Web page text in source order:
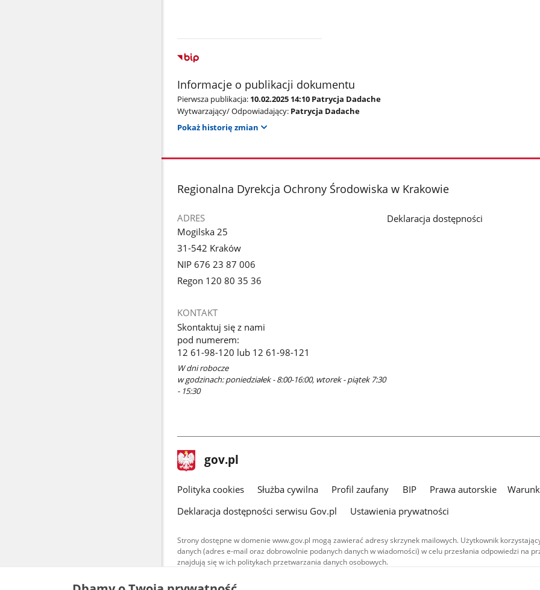
Informacje o publikacji dokumentu
Pierwsza publikacja: 10.02.2025 14:10 Patrycja Dadache
Wytwarzający/ Odpowiadający: Patrycja Dadache
Pokaż historię zmian
stopka
Regionalna Dyrekcja Ochrony Środowiska w Krakowie
ADRES
Mogilska 25
31-542 Kraków
NIP 676 23 87 006
Regon 120 80 35 36
KONTAKT
Skontaktuj się z nami
pod numerem:
12 61-98-120 lub 12 61-98-121
W dni robocze
w godzinach: poniedziałek - 8:00-16:00, wtorek - piątek 7:30
- 15:30
Deklaracja dostępności
stopka
gov.pl Strona
gov.pl
gov.pl
Polityka cookies Służba cywilna Profil zaufany BIP Prawa autorskie
Deklaracja dostępności serwisu Gov.pl
Ustawienia prywatności
Strony dostępne w domenie www.gov.pl mogą zawierać adresy skrzynek mailowych. Użytkownik
danych (adres e-mail oraz dobrowolnie podanych danych w wiadomości) w celu przesłania odpowiedzi na
znajdują się w ich politykach przetwarzania danych osobowych.
Treści tekstowe publikowane w serwisie (z wyłączeniem treści audiowizualnych), są